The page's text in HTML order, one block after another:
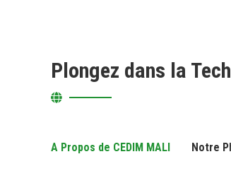
Plongez dans la
A Propos de CEDIM MALI Notre